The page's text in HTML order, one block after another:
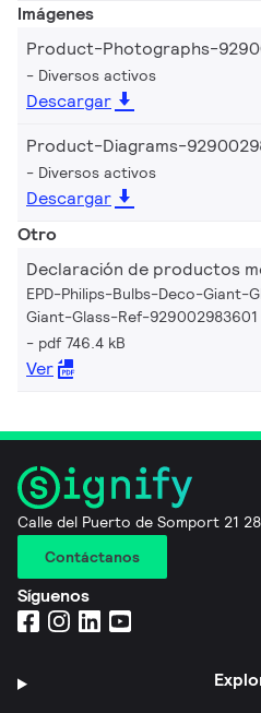
Imágenes
Product-Photographs-
Diversos activos
Descargar
Product-Diagrams-
Diversos activos
Descargar
Otro
Declaración de productos
EPD-Philips-Bulbs-Deco-Giant-
Giant-Glass-Ref-929002983601
pdf 746.4 kB
Ver
Calle del Puerto de Somport 21
Contáctanos
Síguenos